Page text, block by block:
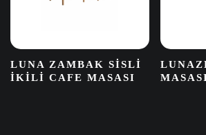
LUNA ZAMBAK SISLI
IKILI CAFE MASASI